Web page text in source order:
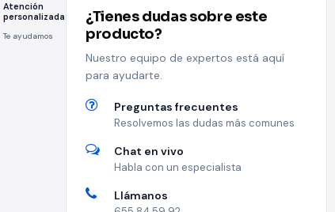
Atención
personalizada
Te ayudamos
¿Tienes dudas sobre este
producto?
Nuestro equipo de expertos está aquí
para ayudarte.
Preguntas frecuentes
Resolvemos las dudas más comunes
Chat en vivo
Habla con un especialista
Llámanos